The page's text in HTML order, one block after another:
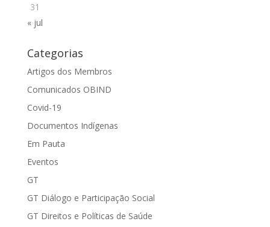
31
« jul
Categorias
Artigos dos Membros
Comunicados OBIND
Covid-19
Documentos Indígenas
Em Pauta
Eventos
GT
GT Diálogo e Participação Social
GT Direitos e Políticas de Saúde